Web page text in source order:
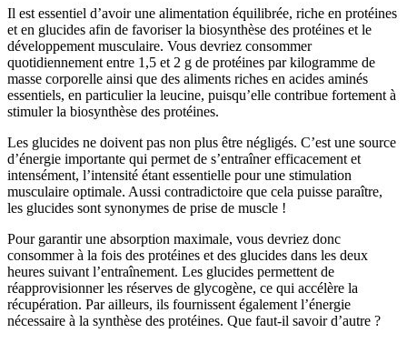
Il est essentiel d’avoir une alimentation équilibrée, riche en protéines
et en glucides afin de favoriser la biosynthèse des protéines et le
développement musculaire. Vous devriez consommer
quotidiennement entre 1,5 et 2 g de protéines par kilogramme de
masse corporelle ainsi que des aliments riches en acides aminés
essentiels, en particulier la leucine, puisqu’elle contribue fortement à
stimuler la biosynthèse des protéines.
Les glucides ne doivent pas non plus être négligés. C’est une source
d’énergie importante qui permet de s’entraîner efficacement et
intensément, l’intensité étant essentielle pour une stimulation
musculaire optimale. Aussi contradictoire que cela puisse paraître,
les glucides sont synonymes de prise de muscle !
Pour garantir une absorption maximale, vous devriez donc
consommer à la fois des protéines et des glucides dans les deux
heures suivant l’entraînement. Les glucides permettent de
réapprovisionner les réserves de glycogène, ce qui accélère la
récupération. Par ailleurs, ils fournissent également l’énergie
nécessaire à la synthèse des protéines. Que faut-il savoir d’autre ?